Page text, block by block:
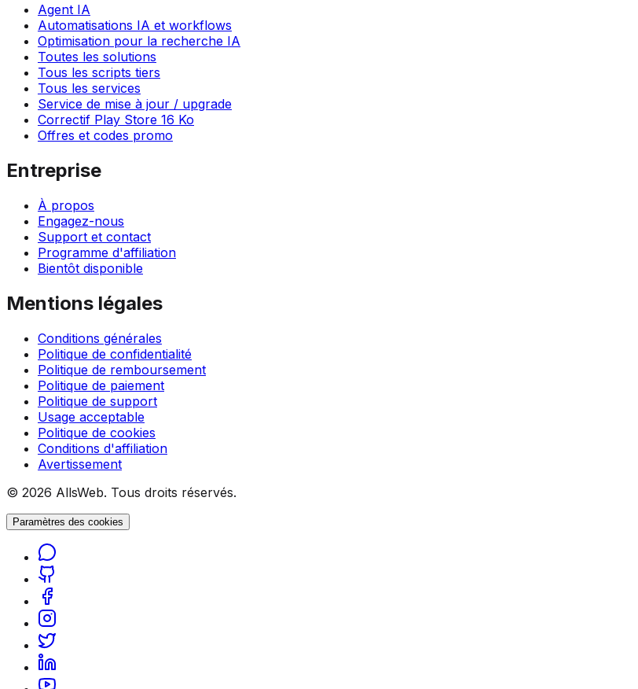
Agent IA
Automatisations IA et workflows
Optimisation pour la recherche IA
Toutes les solutions
Tous les scripts tiers
Tous les services
Service de mise à jour / upgrade
Correctif Play Store 16 Ko
Offres et codes promo
Entreprise
À propos
Engagez-nous
Support et contact
Programme d'affiliation
Bientôt disponible
Mentions légales
Conditions générales
Politique de confidentialité
Politique de remboursement
Politique de paiement
Politique de support
Usage acceptable
Politique de cookies
Conditions d'affiliation
Avertissement
© 2026 AllsWeb. Tous droits réservés.
Paramètres des cookies